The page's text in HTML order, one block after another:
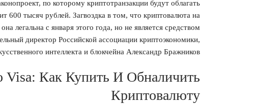
по которому криптотранзакции будут облагать
600 тысяч рублей. Загвоздка в том, что криптовалюта на
легальна с января этого года, но не является средством
директор Российской ассоциации криптоэкономики,
интеллекта и блокчейна Александр Бражников.
Visa: Как Купить И Обналичить
Криптовалюту